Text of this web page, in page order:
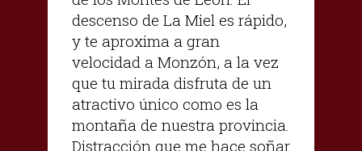
descenso de La Miel es rápido,
y te aproxima a gran
velocidad a Monzón, a la vez
que tu mirada disfruta de un
atractivo único como es la
montaña de nuestra provincia.
Distracción que me hace soñar